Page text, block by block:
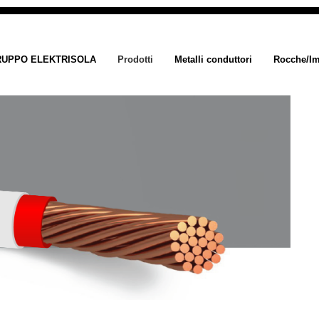
ELEKTRISOLA Prodotti Metalli conduttori Rocche/